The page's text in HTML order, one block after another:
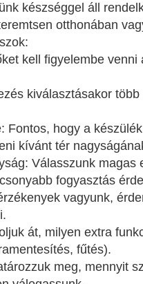
készséggel áll
otthonában
kell figyelembe venni
kiválasztásakor
Fontos, hogy a
kívánt tér
Válasszunk magas
fogyasztás
vagyunk,
át, milyen extra
fűtés).
meg, mennyit